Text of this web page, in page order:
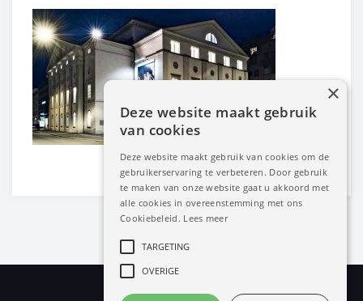
Deze website maakt gebruik
van cookies
Deze website maakt gebruik van cookies om de
gebruikerservaring te verbeteren. Door gebruik
te maken van onze website gaat u akkoord met
alle cookies in overeenstemming met ons
Cookiebeleid. Lees meer
TARGETING
OVERIGE
×